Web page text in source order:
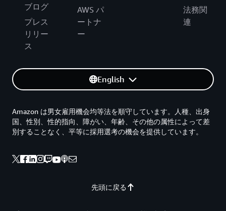
ブログ
プレス
リリー
ス
AWS パ
ートナ
ー
法務関
連
English
先頭に戻る
Amazon は男女雇用機会均等法を順守しています。人種、出身
国、性別、性的指向、障がい、年齢、その他の属性によって差
別することなく、平等に採用選考の機会を提供しています。